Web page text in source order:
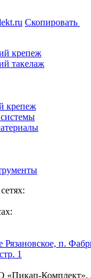
Скопировать
крепеж
такелаж
крепеж
Рязановское, п.
1
«Пикап-Комплект»,